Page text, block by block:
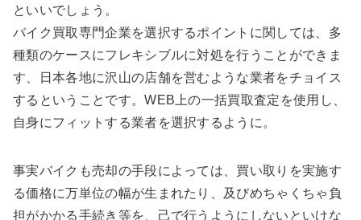
といいでしょう。
バイク買取専門企業を選択するポイントに関しては、多
種類のケースにフレキシブルに対処を行うことができま
す、日本各地に沢山の店舗を営むような業者をチョイス
するということです。WEB上の一括買取査定を使用し、
自身にフィットする業者を選択するように。
事実バイクも売却の手段によっては、買い取りを実施す
る価格に万単位の幅が生まれたり、及びめちゃくちゃ負
担がかかる手続き等を、己で行うようにしないといけな